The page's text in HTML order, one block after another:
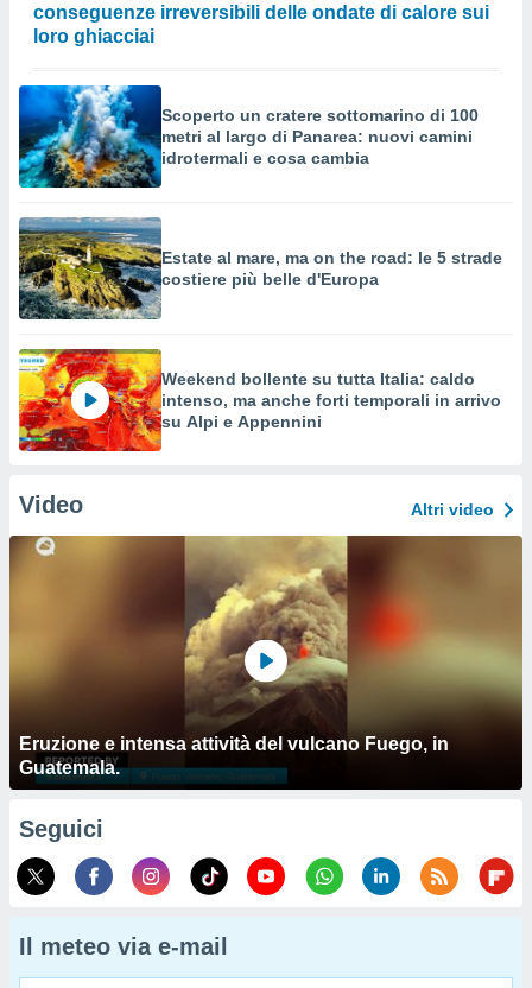
conseguenze irreversibili delle ondate di calore sui
loro ghiacciai
Scoperto un cratere sottomarino di 100
metri al largo di Panarea: nuovi camini
idrotermali e cosa cambia
Estate al mare, ma on the road: le 5 strade
costiere più belle d'Europa
Weekend bollente su tutta Italia: caldo
intenso, ma anche forti temporali in arrivo
su Alpi e Appennini
Video Altri video
Eruzione e intensa attività del vulcano Fuego, in
Guatemala.
Seguici
Il meteo via e-mail